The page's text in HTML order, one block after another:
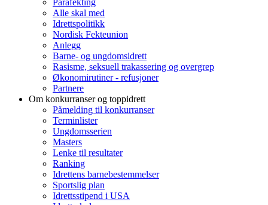
Alle skal med
Idrettspolitikk
Nordisk Fekteunion
Anlegg
Barne- og ungdomsidrett
Rasisme, seksuell trakassering og overgrep
Økonomirutiner - refusjoner
Partnere
Om konkurranser og toppidrett
Påmelding til konkurranser
Terminlister
Ungdomsserien
Masters
Lenke til resultater
Ranking
Idrettens barnebestemmelser
Sportslig plan
Idrettsstipend i USA